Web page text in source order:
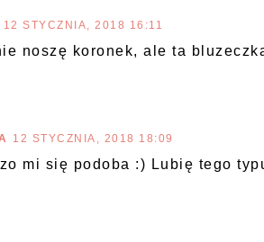
12 STYCZNIA, 2018 16:11
noszę koronek, ale ta
12 STYCZNIA, 2018 18:09
mi się podoba :) Lubię tego